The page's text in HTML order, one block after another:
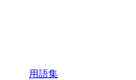
用語集